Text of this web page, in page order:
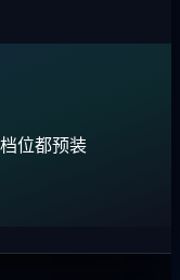
位都预装